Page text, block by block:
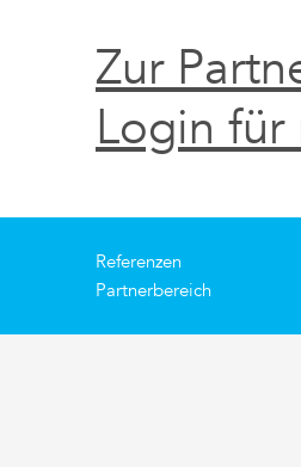
Zur
Login für
Referenzen
Partnerbereich